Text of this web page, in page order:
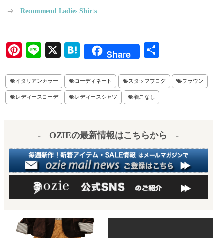
⇒ Recommend Ladies Shirts
Pi
nt
er
es
Li
ne
X
H
at
en
a
Share
有
イタリアンカラー コーディネート スタッフブログ ブラウン
レディースコーデ レディースシャツ 着こなし
- OZIEの最新情報はこちらから -